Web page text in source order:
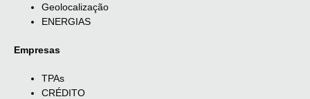
Geolocalização
ENERGIAS
Empresas
TPAs
CRÉDITO